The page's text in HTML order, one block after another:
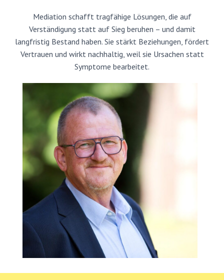
Mediation schafft tragfähige Lösungen, die auf
Verständigung statt auf Sieg beruhen – und damit
langfristig Bestand haben. Sie stärkt Beziehungen, fördert
Vertrauen und wirkt nachhaltig, weil sie Ursachen statt
Symptome bearbeitet.